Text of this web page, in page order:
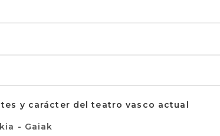
y carácter del teatro vasco actual
- Gaiak